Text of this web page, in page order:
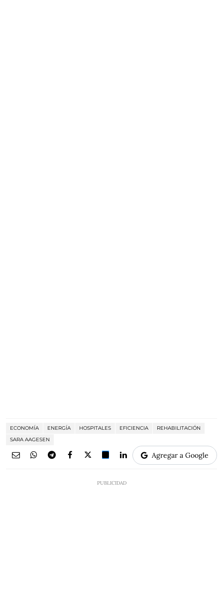
ECONOMÍA ENERGÍA HOSPITALES EFICIENCIA
REHABILITACIÓN
SARA AAGESEN
Agregar a Google